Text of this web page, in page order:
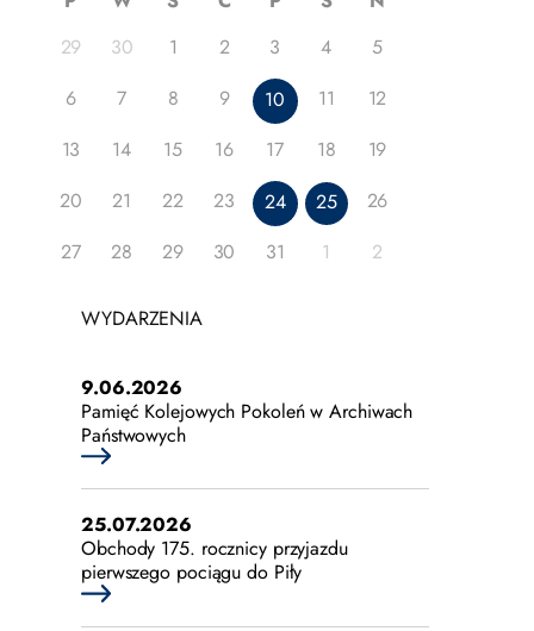
29
30 1 2 3 4
5
6
7 8 9 10 11
12
13
14 15 16 17 18
19
20
21 22 23 24 25
26
27
28 29 30 31 1 2
WYDARZENIA
9.06.2026
Pamięć Kolejowych Pokoleń w Archiwach
Państwowych
25.07.2026
Obchody 175. rocznicy przyjazdu
pierwszego pociągu do Piły